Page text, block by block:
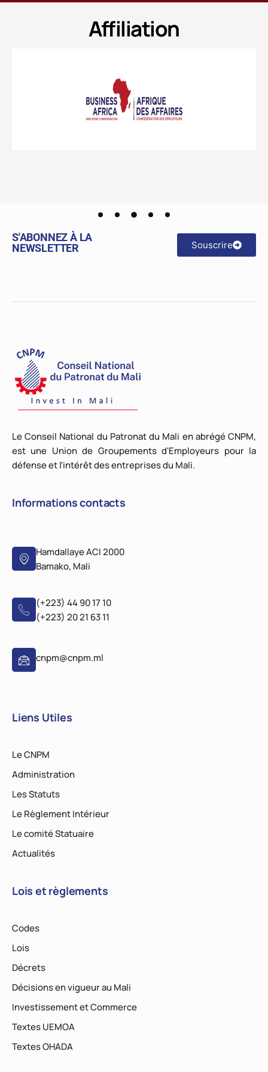
ÉLECTRONIQUE
DIAGNOSTIC
D’ENTREPRISE
Affiliation
S'ABONNEZ À LA
NEWSLETTER
Souscrire
Le Conseil National du Patronat du Mali en abrégé CNPM,
est une Union de Groupements d'Employeurs pour la
défense et l'intérêt des entreprises du Mali.
Informations contacts
Hamdallaye ACI 2000
Bamako, Mali
(+223) 44 90 17 10
(+223) 20 21 63 11
cnpm@cnpm.ml
Liens Utiles
Le CNPM
Administration
Les Statuts
Le Règlement Intérieur
Le comité Statuaire
Actualités
Lois et règlements
Codes
Lois
Décrets
Décisions en vigueur au Mali
Investissement et Commerce
Textes UEMOA
Textes OHADA